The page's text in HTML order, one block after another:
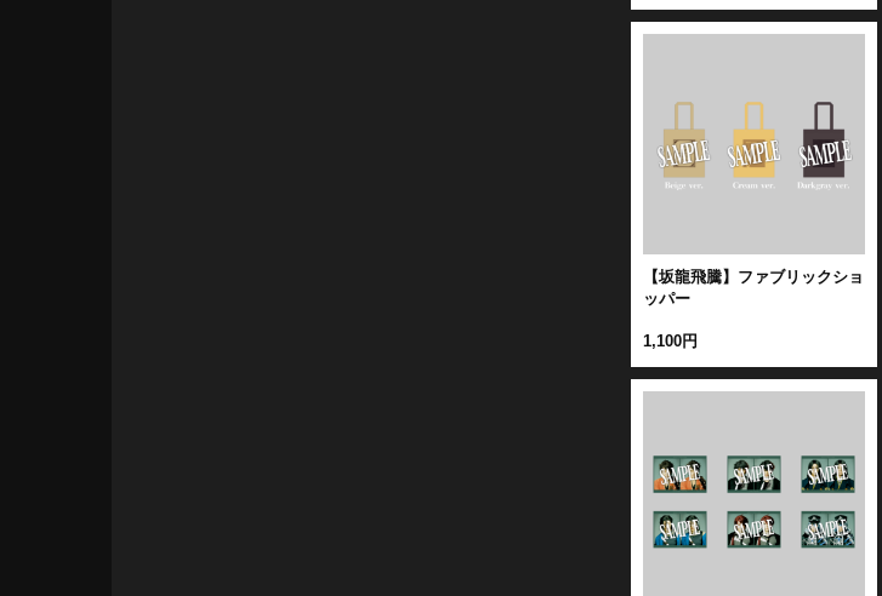
【坂龍飛騰】ファブリックショ
ッパー
1,100円